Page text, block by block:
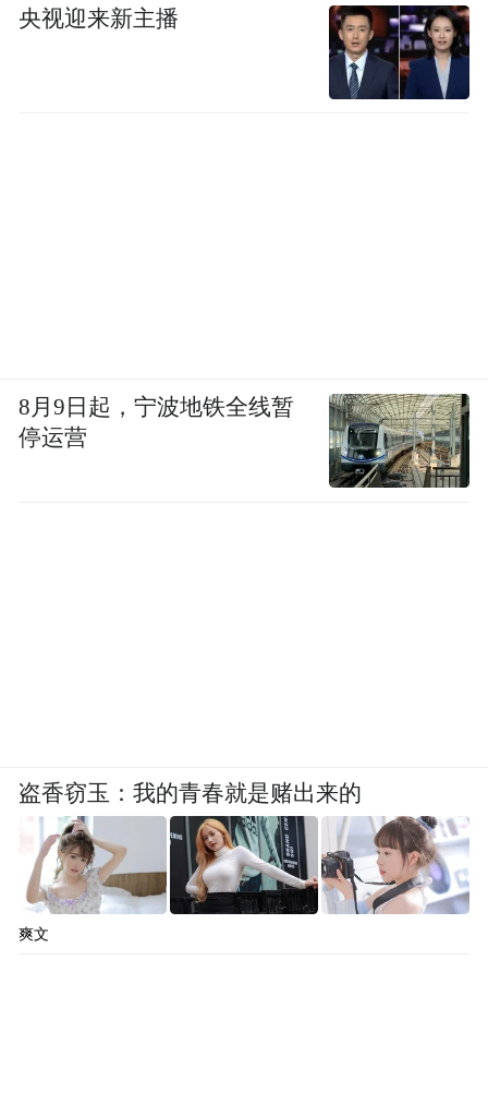
央视迎来新主播
8月9日起，宁波地铁全线暂
停运营
盗香窃玉：我的青春就是赌出来的
爽文